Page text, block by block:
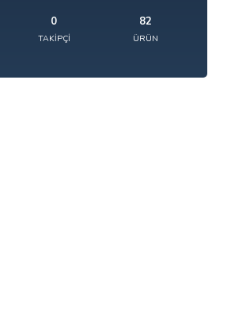
0
TAKIPÇI
82
ÜRÜN